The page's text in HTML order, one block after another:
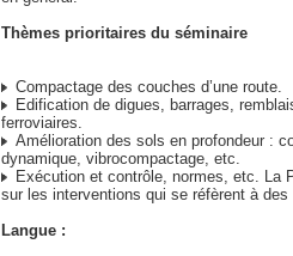
Thèmes prioritaires du séminaire
Compactage des couches d’une route.
Edification de digues, barrages,
ferroviaires.
Amélioration des sols en profondeur :
dynamique, vibrocompactage, etc.
Exécution et contrôle, normes, etc. La
sur les interventions qui se réfèrent à
Langue :